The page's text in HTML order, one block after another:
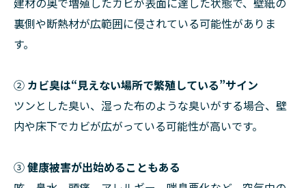
裏側や断熱材が広範囲に侵されている可能性がありま
す。
② カビ臭は“見えない場所で繁殖している”サイン
ツンとした臭い、湿った布のような臭いがする場合、壁
内や床下でカビが広がっている可能性が高いです。
③健康被害が出始めることもある